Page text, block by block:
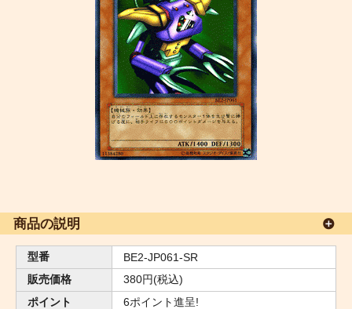
商品の説明
型番
BE2-JP061-SR
販売価格
380円(税込)
ポイント
6ポイント進呈!